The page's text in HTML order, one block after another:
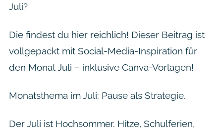
Juli?
Die findest du hier reichlich! Dieser Beitrag ist
vollgepackt mit Social-Media-Inspiration für
den Monat Juli – inklusive Canva-Vorlagen!
Monatsthema im Juli: Pause als Strategie.
Der Juli ist Hochsommer. Hitze, Schulferien,